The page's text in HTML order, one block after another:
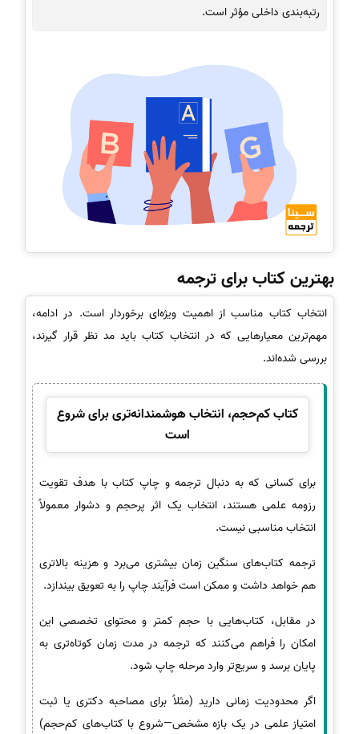
رتبه‌بندی داخلی مؤثر است.
بهترین کتاب برای ترجمه
انتخاب کتاب مناسب از اهمیت ویژه‌ای برخوردار است. در ادامه،
مهم‌ترین معیارهایی که در انتخاب کتاب باید مد نظر قرار گیرند،
بررسی شده‌اند.
کتاب کم‌حجم، انتخاب هوشمندانه‌تری برای شروع
است
برای کسانی که به دنبال ترجمه و چاپ کتاب با هدف تقویت
رزومه علمی هستند، انتخاب یک اثر پرحجم و دشوار معمولاً
انتخاب مناسبی نیست.
ترجمه کتاب‌های سنگین زمان بیشتری می‌برد و هزینه بالاتری
هم خواهد داشت و ممکن است فرآیند چاپ را به تعویق بیندازد.
در مقابل، کتاب‌هایی با حجم کمتر و محتوای تخصصی این
امکان را فراهم می‌کنند که ترجمه در مدت زمان کوتاه‌تری به
پایان برسد و سریع‌تر وارد مرحله چاپ شود.
اگر محدودیت زمانی دارید (مثلاً برای مصاحبه دکتری یا ثبت
امتیاز علمی در یک بازه مشخص—شروع با کتاب‌های کم‌حجم)